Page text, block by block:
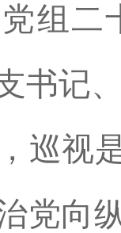
组二
书记
巡视
党向